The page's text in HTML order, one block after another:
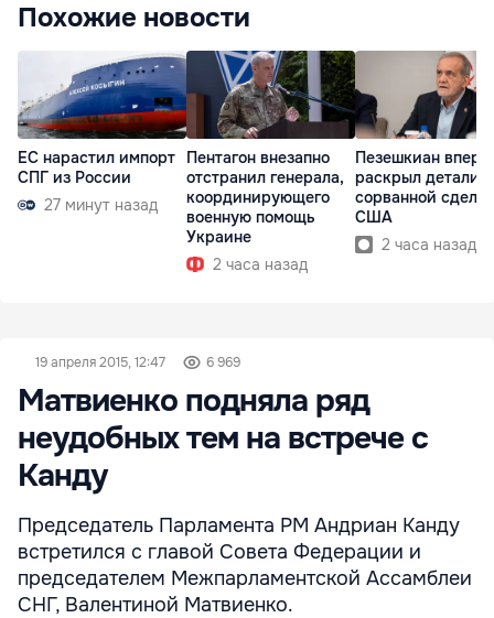
Похожие новости
ЕС нарастил импорт
СПГ из России
27 минут назад
Пентагон внезапно
отстранил генерала,
координирующего
военную помощь
Украине
2 часа назад
Пезешкиан
раскрыл детали
сорванной
США
2 часа назад
19 апреля 2015, 12:47 6 969
Матвиенко подняла ряд
неудобных тем на встрече с
Канду
Председатель Парламента РМ Андриан Канду
встретился с главой Совета Федерации и
председателем Межпарламентской Ассамблеи
СНГ, Валентиной Матвиенко.